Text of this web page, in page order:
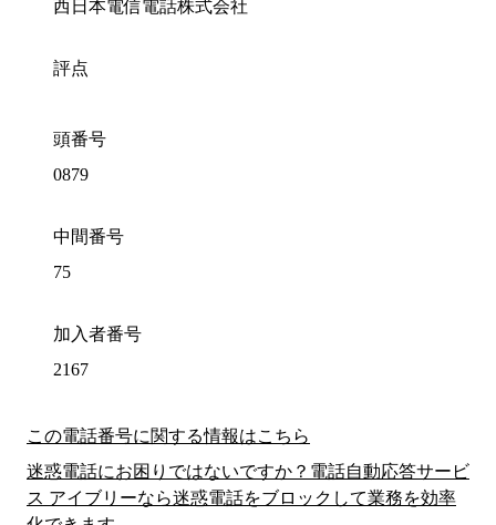
西日本電信電話株式会社
評点
頭番号
0879
中間番号
75
加入者番号
2167
この電話番号に関する情報はこちら
迷惑電話にお困りではないですか？電話自動応答サービ
ス アイブリーなら迷惑電話をブロックして業務を効率